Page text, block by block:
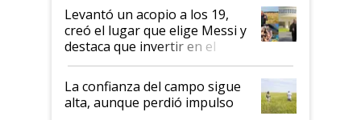
Levantó un acopio a los 19,
creó el lugar que elige Messi y
destaca que invertir en el
kirchnerismo era como "darle
plata a un hijo para droga":
Juan Félix Rossetti, el libertario
que de una dura crisis salió
La confianza del campo sigue
alta, aunque perdió impulso